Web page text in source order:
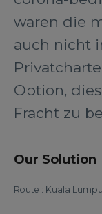
waren die
auch nicht
Option,
Fracht zu
Our Solution
Route : Kuala